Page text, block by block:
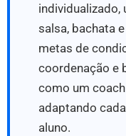
salsa, bachata
metas de
coordenação e
como um
adaptando
aluno.